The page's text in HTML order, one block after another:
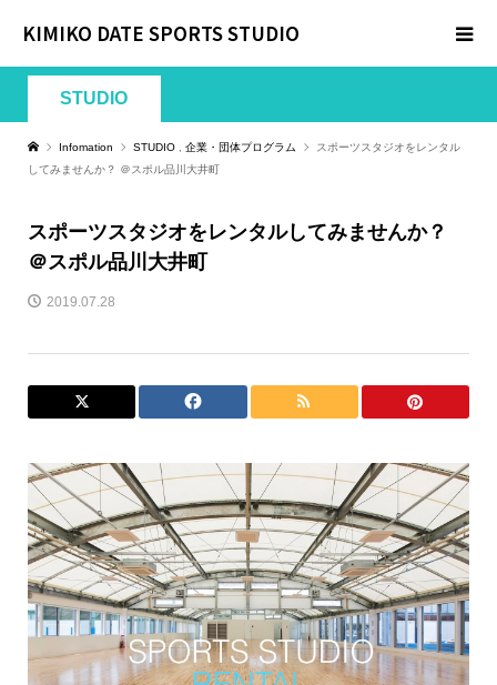
KIMIKO DATE SPORTS STUDIO
STUDIO
Infomation STUDIO 企業・団体プログラム
スポーツスタジオをレンタル
してみませんか？ ＠スポル品川大井町
スポーツスタジオをレンタルしてみませんか？
＠スポル品川大井町
2019.07.28